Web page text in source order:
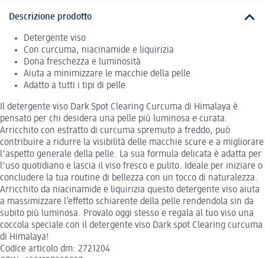
Descrizione prodotto
Detergente viso
Con curcuma, niacinamide e liquirizia
Dona freschezza e luminosità
Aiuta a minimizzare le macchie della pelle
Adatto a tutti i tipi di pelle
Il detergente viso Dark Spot Clearing Curcuma di Himalaya è
pensato per chi desidera una pelle più luminosa e curata.
Arricchito con estratto di curcuma spremuto a freddo, può
contribuire a ridurre la visibilità delle macchie scure e a migliorare
l'aspetto generale della pelle. La sua formula delicata è adatta per
l'uso quotidiano e lascia il viso fresco e pulito. Ideale per iniziare o
concludere la tua routine di bellezza con un tocco di naturalezza.
Arricchito da niacinamide e liquirizia questo detergente viso aiuta
a massimizzare l’effetto schiarente della pelle rendendola sin da
subito più luminosa. Provalo oggi stesso e regala al tuo viso una
coccola speciale con il detergente viso Dark spot Clearing curcuma
di Himalaya!
Codice articolo dm: 2721204